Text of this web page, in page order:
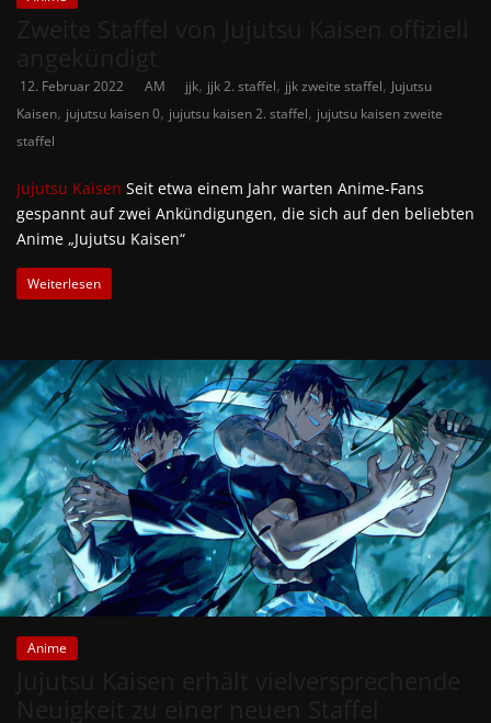
12. Februar 2022 AM jjk, jjk 2. staffel, jjk zweite staffel, Jujutsu
Kaisen, jujutsu kaisen 0, jujutsu kaisen 2. staffel, jujutsu kaisen zweite
staffel
Jujutsu Kaisen Seit etwa einem Jahr warten Anime-Fans
gespannt auf zwei Ankündigungen, die sich auf den beliebten
Anime „Jujutsu Kaisen“
Weiterlesen
Anime